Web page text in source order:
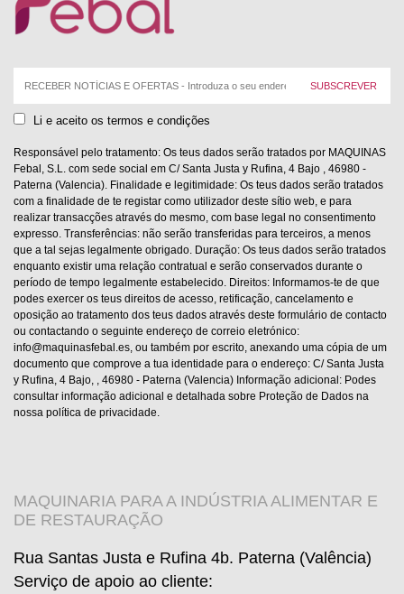
Correio
eletrónico:
Li e aceito os termos e condições
Responsável pelo tratamento: Os teus dados serão tratados por MAQUINAS
Febal, S.L. com sede social em C/ Santa Justa y Rufina, 4 Bajo , 46980 -
Paterna (Valencia). Finalidade e legitimidade: Os teus dados serão tratados
com a finalidade de te registar como utilizador deste sítio web, e para
realizar transacções através do mesmo, com base legal no consentimento
expresso. Transferências: não serão transferidas para terceiros, a menos
que a tal sejas legalmente obrigado. Duração: Os teus dados serão tratados
enquanto existir uma relação contratual e serão conservados durante o
período de tempo legalmente estabelecido. Direitos: Informamos-te de que
podes exercer os teus direitos de acesso, retificação, cancelamento e
oposição ao tratamento dos teus dados através deste formulário de contacto
ou contactando o seguinte endereço de correio eletrónico:
info@maquinasfebal.es, ou também por escrito, anexando uma cópia de um
documento que comprove a tua identidade para o endereço: C/ Santa Justa
y Rufina, 4 Bajo, , 46980 - Paterna (Valencia) Informação adicional: Podes
consultar informação adicional e detalhada sobre Proteção de Dados na
nossa política de privacidade.
MAQUINARIA PARA A INDÚSTRIA ALIMENTAR E
DE RESTAURAÇÃO
Rua Santas Justa e Rufina 4b. Paterna (Valência)
Serviço de apoio ao cliente: